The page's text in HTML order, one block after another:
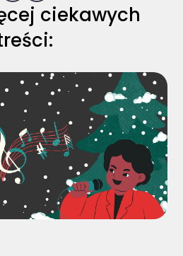
ciekawych